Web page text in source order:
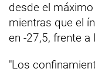
desde el
mientras que el
en -27,5, frente a
"Los